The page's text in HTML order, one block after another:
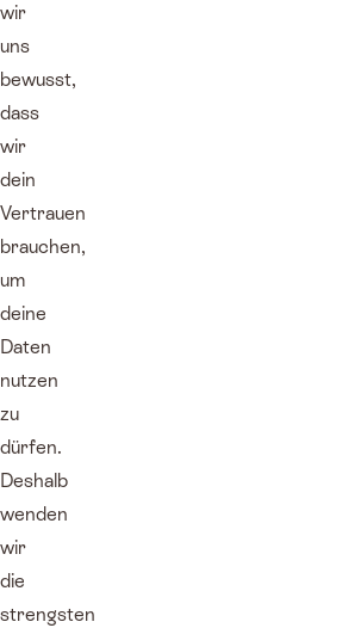
wir
uns
bewusst,
dass
wir
dein
Vertrauen
brauchen,
um
deine
Daten
nutzen
zu
dürfen.
Deshalb
wenden
wir
die
strengsten